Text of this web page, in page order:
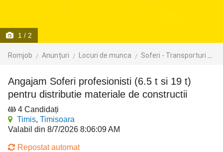
1 / 2
Romjob Anunțuri Locuri de munca Soferi - Transporturi
Angajam Soferi profesionisti (6.5 t si 19 t)
pentru distributie materiale de constructii
4 Candidați
Timis, Timisoara
Valabil din 8/7/2026 8:06:09 AM
Repostat automat